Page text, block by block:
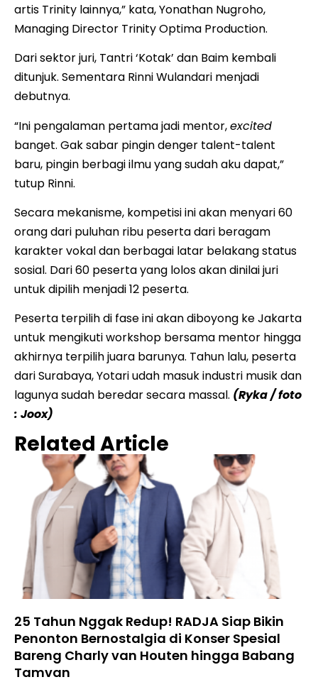
artis Trinity lainnya,” kata, Yonathan Nugroho,
Managing Director Trinity Optima Production.
Dari sektor juri, Tantri ‘Kotak’ dan Baim kembali
ditunjuk. Sementara Rinni Wulandari menjadi
debutnya.
“Ini pengalaman pertama jadi mentor,excited
banget. Gak sabar pingin denger talent-talent
baru, pingin berbagi ilmu yang sudah aku dapat,”
tutup Rinni.
Secara mekanisme, kompetisi ini akan menyari 60
orang dari puluhan ribu peserta dari beragam
karakter vokal dan berbagai latar belakang status
sosial. Dari 60 peserta yang lolos akan dinilai juri
untuk dipilih menjadi 12 peserta.
Peserta terpilih di fase ini akan diboyong ke Jakarta
untuk mengikuti workshop bersama mentor hingga
akhirnya terpilih juara barunya. Tahun lalu, peserta
dari Surabaya, Yotari udah masuk industri musik dan
lagunya sudah beredar secara massal. (Ryka / foto
: Joox)
Related Article
25 Tahun Nggak Redup! RADJA Siap Bikin
Penonton Bernostalgia di Konser Spesial
Bareng Charly van Houten hingga Babang
Tamvan